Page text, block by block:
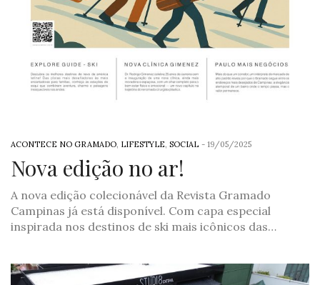
ACONTECE NO GRAMADO, LIFESTYLE, SOCIAL - 19/05/2025
Nova edição no ar!
A nova edição colecionável da Revista Gramado
Campinas já está disponível. Com capa especial
inspirada nos destinos de ski mais icônicos das…